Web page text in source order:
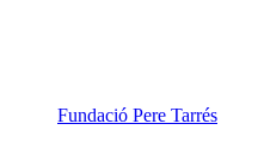
Fundació Pere Tarrés